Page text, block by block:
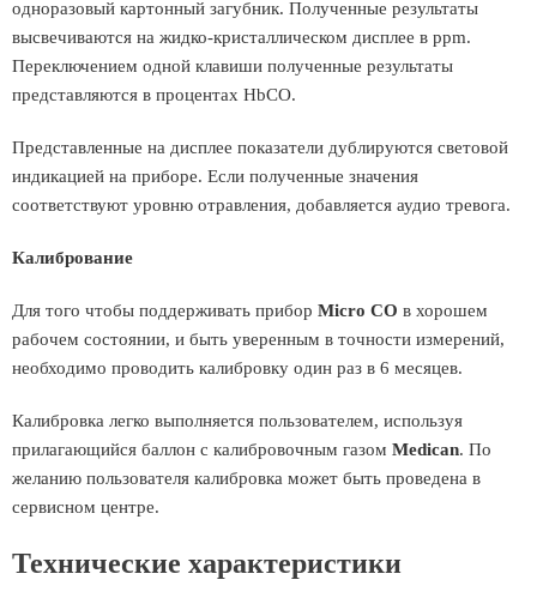
одноразовый картонный загубник. Полученные результаты
высвечиваются на жидко-кристаллическом дисплее в ppm.
Переключением одной клавиши полученные результаты
представляются в процентах HbCO.
Представленные на дисплее показатели дублируются световой
индикацией на приборе. Если полученные значения
соответствуют уровню отравления, добавляется аудио тревога.
Калибрование
Для того чтобы поддерживать прибор Micro CO в хорошем
рабочем состоянии, и быть уверенным в точности измерений,
необходимо проводить калибровку один раз в 6 месяцев.
Калибровка легко выполняется пользователем, используя
прилагающийся баллон с калибровочным газом Medican. По
желанию пользователя калибровка может быть проведена в
сервисном центре.
Технические характеристики